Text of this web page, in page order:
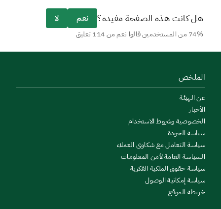
هل كانت هذه الصفحة مفيدة؟ نعم لا
74% من المستخدمين قالوا نعم من 114 تعليق
الملخص
عن الهيئة
الأخبار
الخصوصية وشروط الاستخدام
سياسة الجودة
سياسة التعامل مع شكاوى العملاء
السياسة العامة لأمن المعلومات
سياسة حقوق الملكية الفكرية
سياسة إمكانية الوصول
خريطة الموقع